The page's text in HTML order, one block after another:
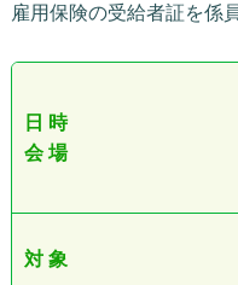
雇用保険の受給者証を係
日 時
会 場
対 象